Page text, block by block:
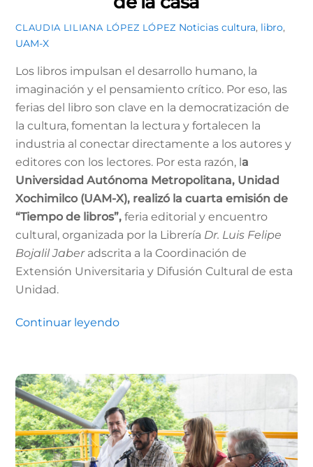
CLAUDIA LILIANA LÓPEZ LÓPEZ Noticias cultura, libro,
UAM-X
Los libros impulsan el desarrollo humano, la
imaginación y el pensamiento crítico. Por eso, las
ferias del libro son clave en la democratización de
la cultura, fomentan la lectura y fortalecen la
industria al conectar directamente a los autores y
editores con los lectores. Por esta razón, la
Universidad Autónoma Metropolitana, Unidad
Xochimilco (UAM-X), realizó la cuarta emisión de
“Tiempo de libros”, feria editorial y encuentro
cultural, organizada por la Librería Dr. Luis Felipe
Bojalil Jaber adscrita a la Coordinación de
Extensión Universitaria y Difusión Cultural de esta
Unidad.
Continuar leyendo